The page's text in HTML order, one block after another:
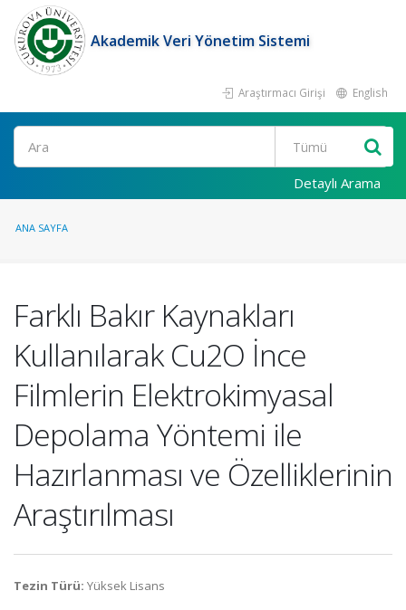
Akademik Veri Yönetim Sistemi
Araştırmacı Girişi English
Ara
Detaylı Arama
ANA SAYFA
Farklı Bakır Kaynakları
Kullanılarak Cu2O İnce
Filmlerin Elektrokimyasal
Depolama Yöntemi ile
Hazırlanması ve Özelliklerinin
Araştırılması
Tezin Türü: Yüksek Lisans